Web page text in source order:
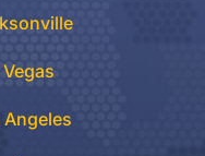
Angeles